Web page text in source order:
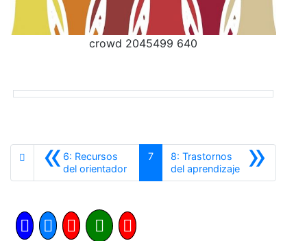
crowd 2045499 640
«6: Recursos
del orientadorAnterior
7 »
8: Trastornos
del aprendizajeSiguiente